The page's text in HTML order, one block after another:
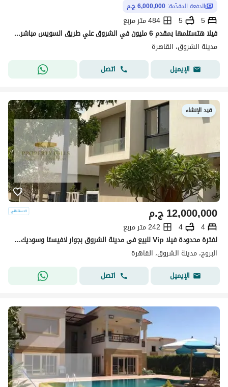
الدفعة المقدّمة: 6,000,000 ج.م
5
5
484 متر مربع
فيلا هتستلمها بمقدم 6 مليون في الشروق علي طريق السويس مباشرة امام مدينتي2
مدينة الشروق، القاهرة
الإيميل
اتصل
قيد الإنشاء
ج.م12,000,000
4
4
242 متر مربع
لفترة محدودة فيلا Vip للبيع فى مدينة الشروق بجوار لافيستا وسوديك والقرب من الجامعة البريطانية
البروج، مدينة الشروق، القاهرة
الإيميل
اتصل